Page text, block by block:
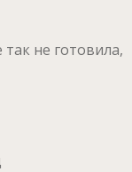
не готовила,